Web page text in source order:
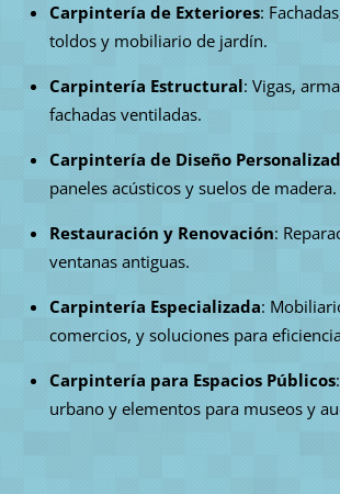
Carpintería de Exteriores:
toldos y mobiliario de jardín.
Carpintería Estructural: Vigas,
fachadas ventiladas.
Carpintería de Diseño
paneles acústicos y suelos de madera.
Restauración y Renovación:
ventanas antiguas.
Carpintería Especializada:
comercios, y soluciones para
Carpintería para Espacios Públicos
urbano y elementos para museos y